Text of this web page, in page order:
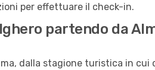
per effettuare il check-in.
partendo da
dalla stagione turistica in